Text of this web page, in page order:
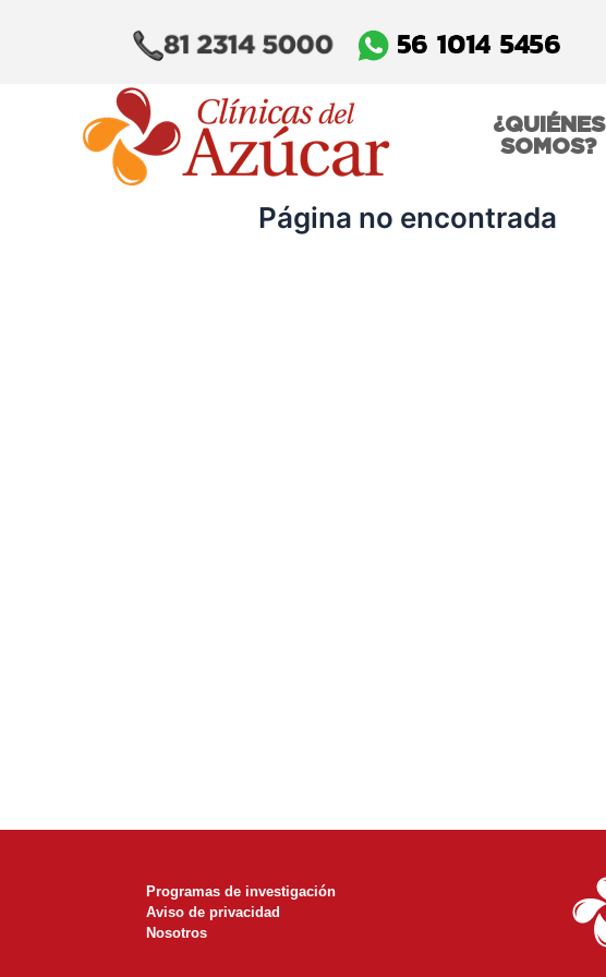
¿QUIÉNES
SOMOS?
Página no encontrada
Programas de investigación
Aviso de privacidad
Nosotros